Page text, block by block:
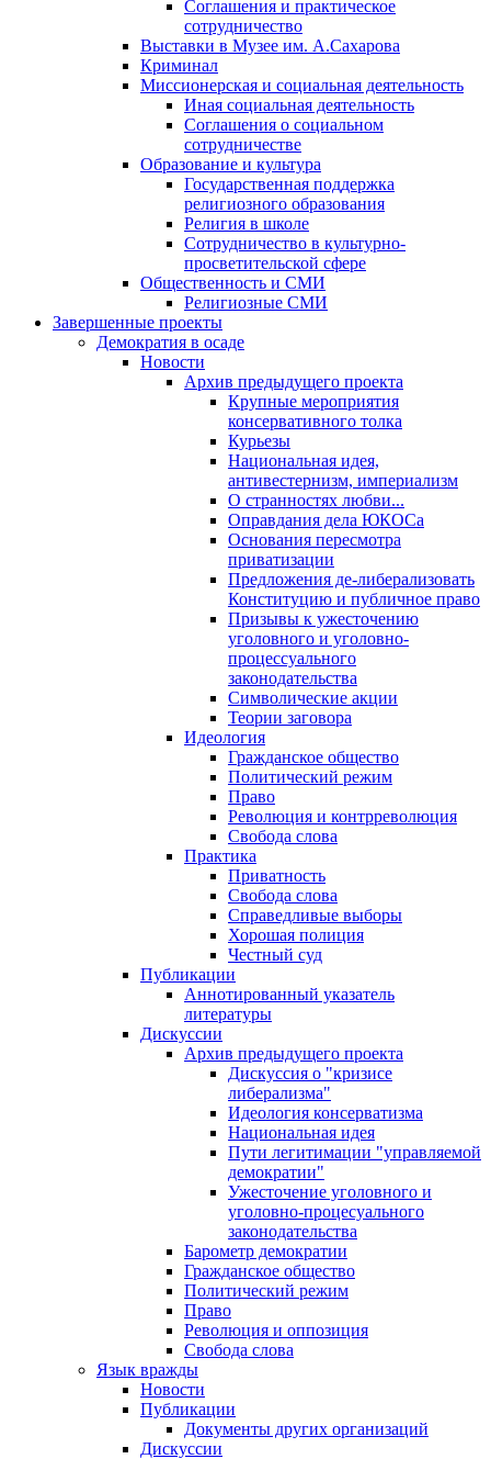
Соглашения и практическое
сотрудничество
Выставки в Музее им. А.Сахарова
Криминал
Миссионерская и социальная деятельность
Иная социальная деятельность
Соглашения о социальном
сотрудничестве
Образование и культура
Государственная поддержка
религиозного образования
Религия в школе
Сотрудничество в культурно-
просветительской сфере
Общественность и СМИ
Религиозные СМИ
Завершенные проекты
Демократия в осаде
Новости
Архив предыдущего проекта
Крупные мероприятия
консервативного толка
Курьезы
Национальная идея,
антивестернизм, империализм
О странностях любви...
Оправдания дела ЮКОСа
Основания пересмотра
приватизации
Предложения де-либерализовать
Конституцию и публичное право
Призывы к ужесточению
уголовного и уголовно-
процессуального
законодательства
Символические акции
Теории заговора
Идеология
Гражданское общество
Политический режим
Право
Революция и контрреволюция
Свобода слова
Практика
Приватность
Свобода слова
Справедливые выборы
Хорошая полиция
Честный суд
Публикации
Аннотированный указатель
литературы
Дискуссии
Архив предыдущего проекта
Дискуссия о "кризисе
либерализма"
Идеология консерватизма
Национальная идея
Пути легитимации "управляемой
демократии"
Ужесточение уголовного и
уголовно-процесуального
законодательства
Барометр демократии
Гражданское общество
Политический режим
Право
Революция и оппозиция
Свобода слова
Язык вражды
Новости
Публикации
Документы других организаций
Дискуссии